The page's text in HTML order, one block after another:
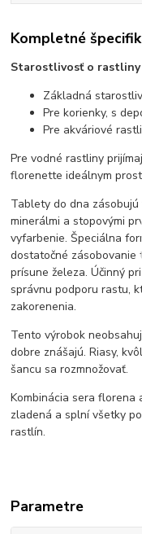
Kompletné
Starostlivosť o rastliny
Základná
Pre korienky, s
Pre akváriové
Pre vodné rastliny
florenette ideálnym
Tablety do dna
minerálmi a stopovými
vyfarbenie. Špeciálna
dostatočné zásobovanie
prísune železa. Účinný
správnu podporu rastu,
zakorenenia.
Tento výrobok
dobre znášajú. Riasy,
šancu sa rozmnožovať.
Kombinácia sera florena
zladená a splní všetky
rastlín.
Parametre